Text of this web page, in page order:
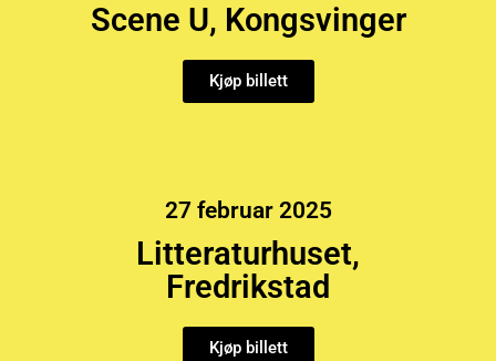
Scene U, Kongsvinger
Kjøp billett
27 februar 2025
Litteraturhuset,
Fredrikstad
Kjøp billett